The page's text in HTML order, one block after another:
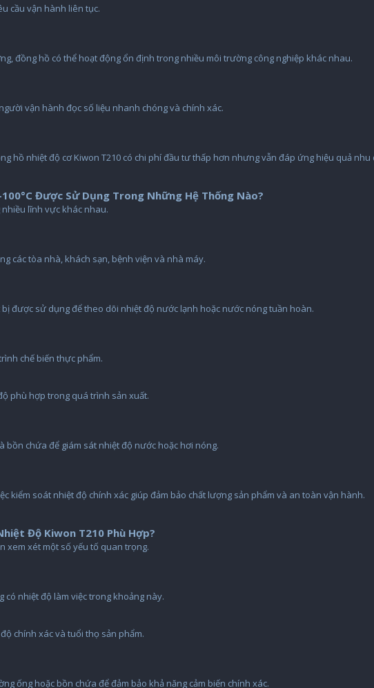
cầu vận hành liên tục.
đồng hồ có thể hoạt động ổn định trong nhiều môi trường công nghiệp khác nhau.
vận hành đọc số liệu nhanh chóng và chính xác.
hồ nhiệt độ cơ Kiwon T210 có chi phí đầu tư thấp hơn nhưng vẫn đáp ứng hiệu quả nhu
Được Sử Dụng Trong Những Hệ Thống Nào?
lĩnh vực khác nhau.
các tòa nhà, khách sạn, bệnh viện và nhà máy.
được sử dụng để theo dõi nhiệt độ nước lạnh hoặc nước nóng tuần hoàn.
chế biến thực phẩm.
phù hợp trong quá trình sản xuất.
bồn chứa để giám sát nhiệt độ nước hoặc hơi nóng.
kiểm soát nhiệt độ chính xác giúp đảm bảo chất lượng sản phẩm và an toàn vận hành.
Độ Kiwon T210 Phù Hợp?
xem xét một số yếu tố quan trọng.
có nhiệt độ làm việc trong khoảng này.
chính xác và tuổi thọ sản phẩm.
ống hoặc bồn chứa để đảm bảo khả năng cảm biến chính xác.